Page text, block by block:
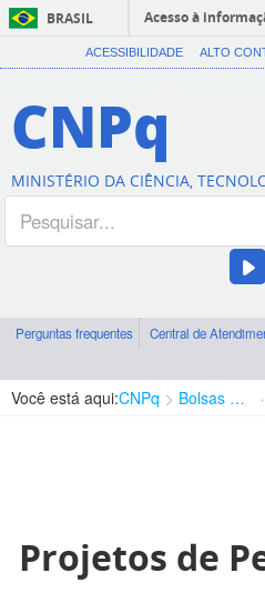
BRASIL
Acesso à
ACESSIBILIDADE ALTO
CNPq
MINISTÉRIO DA CIÊNCIA,
Perguntas frequentes Central de
Você está aqui:CNPq Bolsas e Auxílios Vigentes
Projetos de